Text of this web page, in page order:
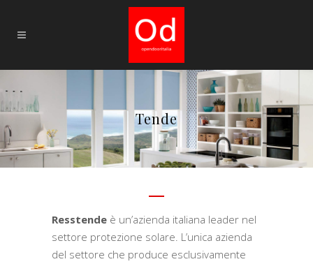
Tende
Resstende è un’azienda italiana leader nel
settore protezione solare. L’unica azienda
del settore che produce esclusivamente